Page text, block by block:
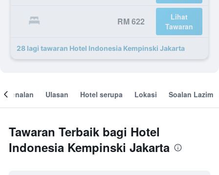
RM 622
Lihat
Tawaran
28 lagi tawaran Hotel Indonesia Kempinski Jakarta
Ulasan Hotel serupa Lokasi Soalan Lazim
Tawaran Terbaik bagi Hotel
Indonesia Kempinski Jakarta